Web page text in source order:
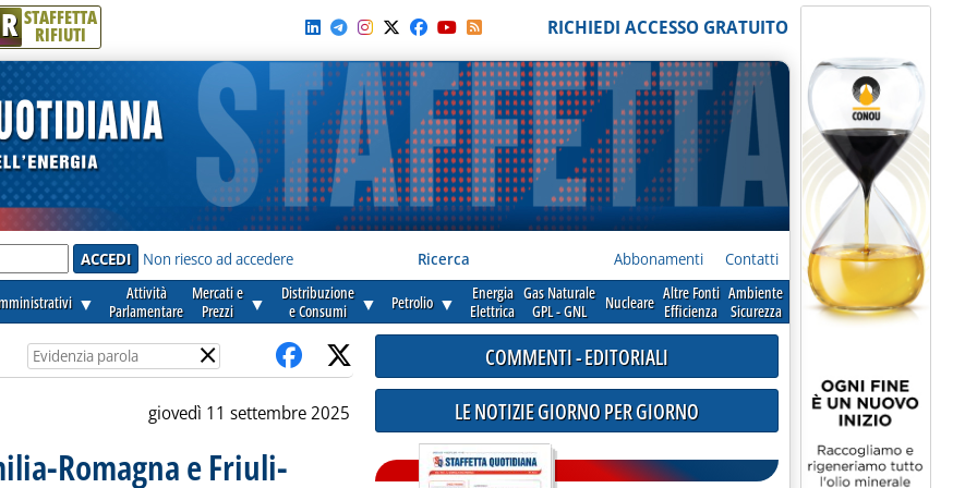
R STAFFETTA
RIFIUTI RICHIEDI ACCESSO GRATUITO
Non riesco ad accedere Ricerca Abbonamenti Contatti
▼
Attività
Parlamentare
Mercati e
Prezzi
▼
Distribuzione
e Consumi
▼ Petrolio ▼
Energia
Elettrica
Gas Naturale
GPL - GNL
Nucleare Altre Fonti
Efficienza
Ambiente
Sicurezza
×
giovedì 11 settembre 2025
Romagna e Friuli-
COMMENTI - EDITORIALI
LE NOTIZIE GIORNO PER GIORNO